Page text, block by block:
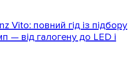
Vito: повний гід із підбору
— від галогену до LED і